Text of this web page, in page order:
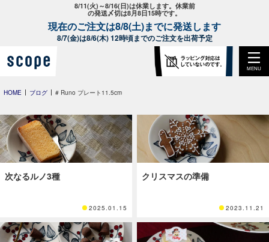
8/11(火)～8/16(日)は休業します。休業前
の発送〆切は8月8日15時です。
現在のご注文は8/8(土)までに発送します
8/7(金)は8/6(木) 12時頃までのご注文を出荷予定
MENU
HOME ブログ # Runo プレート11.5cm
次なるルノ3種
2025.01.15
クリスマスの準備
2023.11.21